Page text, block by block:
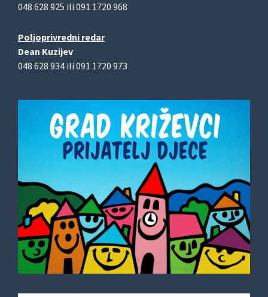
048 628 925 ili 091 1720 968
Poljoprivredni redar
Dean Kuzijev
048 628 934 ili 091 1720 973